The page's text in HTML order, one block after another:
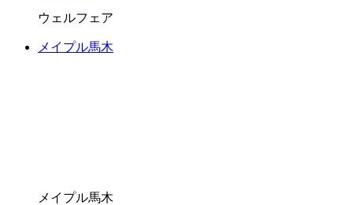
ウェルフェア
メイプル馬木
メイプル馬木